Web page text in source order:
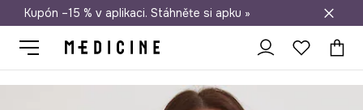
Doprava zdarma při nákupu nad 1 200 Kč
Kupón –15 % v aplikaci. Stáhněte si apku »